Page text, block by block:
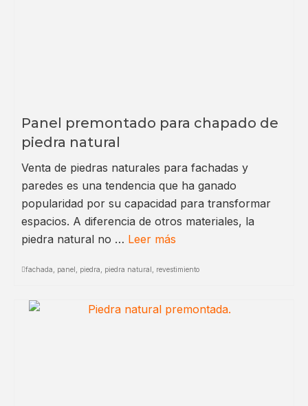
Panel premontado para chapado de
piedra natural
Venta de piedras naturales para fachadas y
paredes es una tendencia que ha ganado
popularidad por su capacidad para transformar
espacios. A diferencia de otros materiales, la
piedra natural no … Leer más
fachada panel piedra piedra natural revestimiento